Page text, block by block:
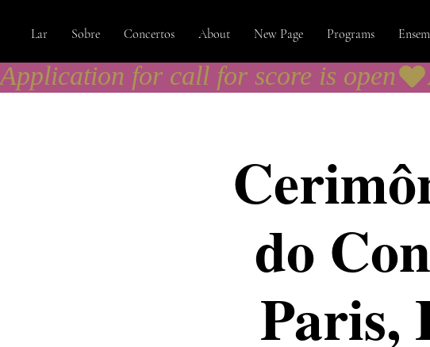
Lar Sobre Concertos About New Page Programs
Application for call for score is open
do
Paris,